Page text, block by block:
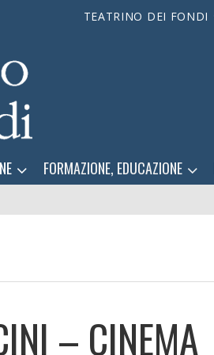
TEATRINO DEI FONDI
FORMAZIONE, EDUCAZIONE
– CINEMA